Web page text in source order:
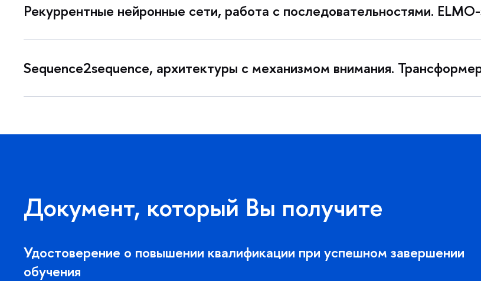
Рекуррентные нейронные сети, работа с последовательностями.
Sequence2sequence, архитектуры с механизмом внимания.
Документ, который Вы получите
Удостоверение о повышении квалификации при успешном завершении
обучения